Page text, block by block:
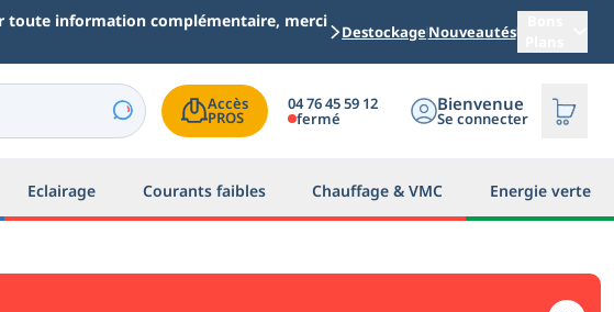
toute information complémentaire, merci
DestockageNouveautés
Accès
PROS
04 76 45 59 12
fermé
Bienvenue
Se connecter
Eclairage Courants faibles Chauffage & VMC Energie verte